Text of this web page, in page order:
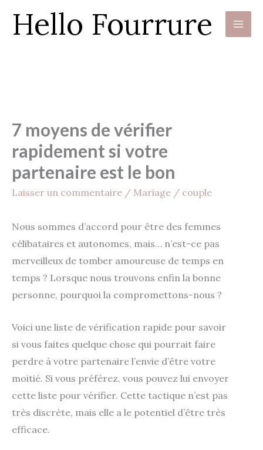
Hello Fourrure
7 moyens de vérifier
rapidement si votre
partenaire est le bon
Laisser un commentaire / Mariage / couple
Nous sommes d’accord pour être des femmes
célibataires et autonomes, mais… n’est-ce pas
merveilleux de tomber amoureuse de temps en
temps ? Lorsque nous trouvons enfin la bonne
personne, pourquoi la compromettons-nous ?
Voici une liste de vérification rapide pour savoir
si vous faites quelque chose qui pourrait faire
perdre à votre partenaire l’envie d’être votre
moitié. Si vous préférez, vous pouvez lui envoyer
cette liste pour vérifier. Cette tactique n’est pas
très discrète, mais elle a le potentiel d’être très
efficace.